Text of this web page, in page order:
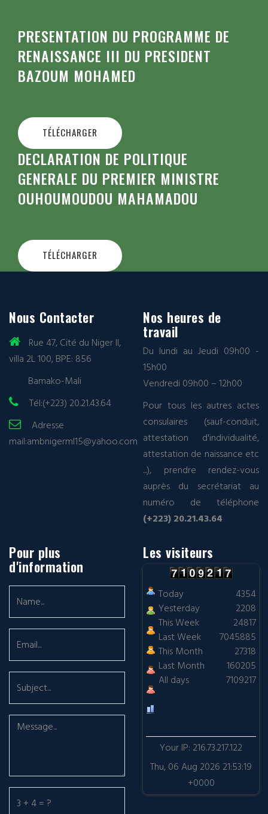
PRESENTATION DU PROGRAMME DE
RENAISSANCE III DU PRESIDENT
BAZOUM MOHAMED
TÉLÉCHARGER
DECLARATION DE POLITIQUE
GENERALE DU PREMIER MINISTRE
OUHOUMOUDOU MAHAMADOU
TÉLÉCHARGER
Nous Contacter
Rue 47, Cité du Niger II,
villa 2L 100, BPE: 856
Bamako-Mali
Tél:(+223) 20.21.43.64
Adresse
mail:ambnigerml15@yahoo.com
Nos heures de
travail
Du lundi au Jeudi 09h00 -
15h00
Vendredi 09h00 – 12h00
Pour tous les autres actes
consulaires (sauf-conduit,
attestation d'individualité,
attestation de naissance etc
...), prendre rendez-vous
auprès du secrétariat au
numéro de téléphone
(+223) 20.21.43.64
Pour plus
d'information
Les visiteurs
Today
Yesterday
This Week
Last Week
This Month
Last Month
All days
4354
2208
24817
7045885
27318
160205
7109217
Your IP: 216.73.217.122
Thu, 06 Aug 2026 21:53:19
+0000